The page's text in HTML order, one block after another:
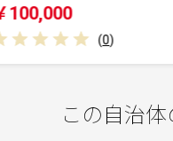
この自治